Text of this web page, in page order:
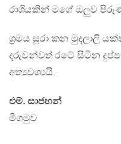
රාශියකින් මගේ ඔලුව
ශ්‍රමය සූරා කන මුදලාලි
දරුවන්වත් රටේ සිටින
අත්‍යවශ්‍යයි.
එම්. සාජහන්
මීගමුව